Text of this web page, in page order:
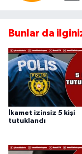
Bunlar da
İkamet izinsiz 5 kişi
tutuklandı